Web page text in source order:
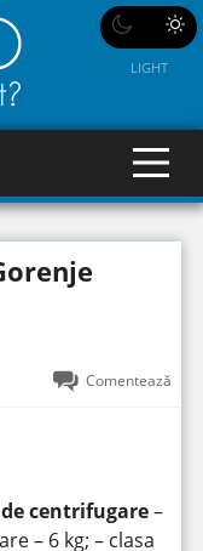
LIGHT
Comentează
centrifugare–
– 6 kg; – clasa